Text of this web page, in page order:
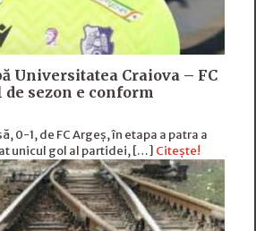
Universitatea Craiova – FC
de sezon e conform
0-1, de FC Argeș, în etapa a patra a
unicul gol al partidei, […] Citește!